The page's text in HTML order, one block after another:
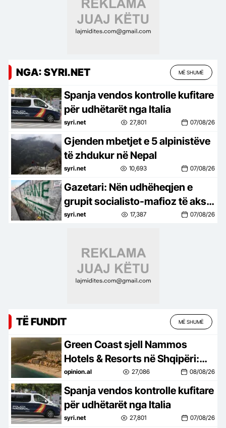
NGA: SYRI.NET MË SHUMË
Spanja vendos kontrolle kufitare
për udhëtarët nga Italia
syri.net 27,801 07/08/26
Gjenden mbetjet e 5 alpinistëve
të zhdukur në Nepal
syri.net 10,693 07/08/26
Gazetari: Nën udhëheqjen e
grupit socialisto-mafioz të aksit
Rrogozhinë-Peqin-Elbasan,
syri.net 17,387 07/08/26
TË FUNDIT MË SHUMË
Green Coast sjell Nammos
Hotels & Resorts në Shqipëri:
Destinacion i ri lifestyle
opinion.al 27,086 08/08/26
Spanja vendos kontrolle kufitare
për udhëtarët nga Italia
syri.net 27,801 07/08/26